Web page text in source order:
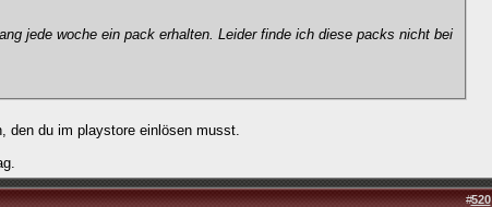
jede woche ein pack erhalten. Leider finde ich diese packs nicht bei
den du im playstore einlösen musst.
#520